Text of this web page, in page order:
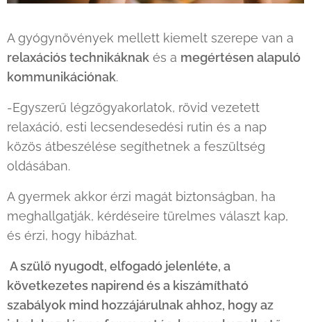
A gyógynövények mellett kiemelt szerepe van a
relaxációs technikáknak és a megértésen alapuló
kommunikációnak.
-Egyszerű légzőgyakorlatok, rövid vezetett
relaxáció, esti lecsendesedési rutin és a nap
közös átbeszélése segíthetnek a feszültség
oldásában.
A gyermek akkor érzi magát biztonságban, ha
meghallgatják, kérdéseire türelmes választ kap,
és érzi, hogy hibázhat.
A szülő nyugodt, elfogadó jelenléte, a
következetes napirend és a kiszámítható
szabályok mind hozzájárulnak ahhoz, hogy az